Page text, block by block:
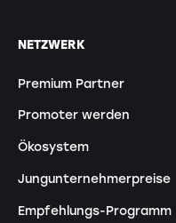
NETZWERK
Premium Partner
Promoter werden
Ökosystem
Jungunternehmerpreise
Empfehlungs-Programm